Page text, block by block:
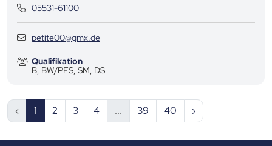
05531-61100
petite00@gmx.de
Qualifikation
B, BW/PFS, SM, DS
‹ 1 2 3 4 ... 39 40 ›